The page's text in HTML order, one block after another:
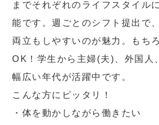
までそれぞれのライフスタイル
能です。週ごとのシフト提出で
両立もしやすいのが魅力。もち
OK！学生から主婦(夫)、外国人
幅広い年代が活躍中です。
こんな方にピッタリ！
・体を動かしながら働きたい